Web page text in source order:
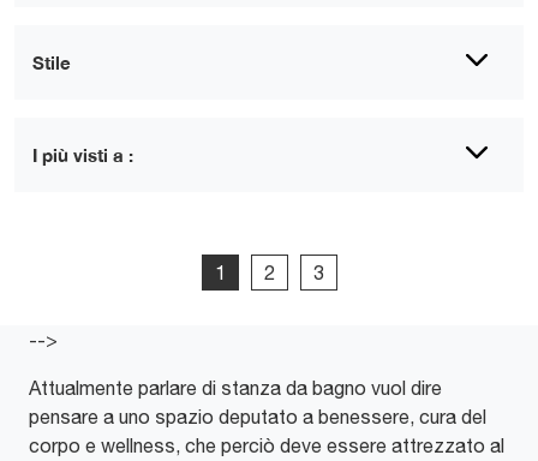
Stile
I più visti a :
1 2 3
-->
Attualmente parlare di stanza da bagno vuol dire
pensare a uno spazio deputato a benessere, cura del
corpo e wellness, che perciò deve essere attrezzato al